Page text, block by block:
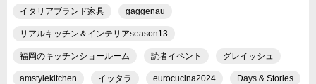
イタリアブランド家具 gaggenau
リアルキッチン＆インテリアseason13
福岡のキッチンショールーム 読者イベント グレイッシュ
amstylekitchen イッタラ eurocucina2024 Days & Stories